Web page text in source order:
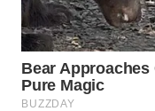
WN
INDRAMAYU
WN